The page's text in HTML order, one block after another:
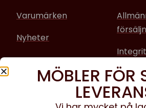
Varumärken
Nyheter
Sociala media
Facebook
MÖBLER FÖR